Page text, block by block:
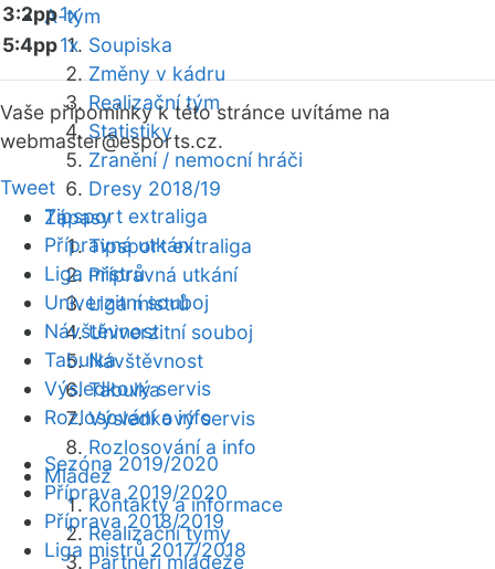
A-tým
Soupiska
Změny v kádru
Realizační tým
Statistiky
Zranění / nemocní hráči
Dresy 2018/19
Zápasy
Tipsport extraliga
Přípravná utkání
Liga mistrů
Univerzitní souboj
Návštěvnost
Tabulka
Výsledkový servis
Rozlosování a info
Mládež
Kontakty a informace
Realizační týmy
Partneři mládeže
3:2pp1x
5:4pp1x
Vaše připomínky k této stránce uvítáme na
webmaster@esports.cz.
Tweet
Tipsport extraliga
Přípravná utkání
Liga mistrů
Univerzitní souboj
Návštěvnost
Tabulka
Výsledkový servis
Rozlosování a info
Sezóna 2019/2020
Příprava 2019/2020
Příprava 2018/2019
Liga mistrů 2017/2018